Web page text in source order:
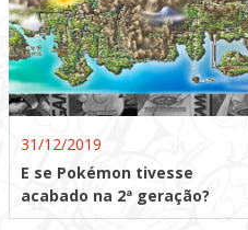
31/12/2019
E se Pokémon tivesse
acabado na 2ª geração?